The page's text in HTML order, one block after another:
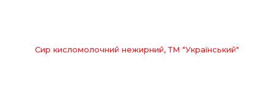
Сир кисломолочний нежирний, ТМ "Український"